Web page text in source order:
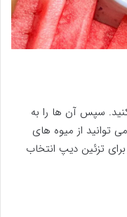
سپس آن ها را به
از میوه های
تزئین دیپ انتخاب